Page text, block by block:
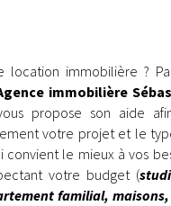
location immobilière ?
immobilière
propose son aide
votre projet et le
convient le mieux à vos
votre budget (
familial,